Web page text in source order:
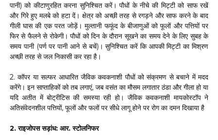
पानी) को कीटाणुरहित करना सुनिश्चित करें। पौधों के नीचे की मिट्टी को साफ रखें
और गिरे हुए मलबे को हटा दें। क्षेत्र को अच्छी तरह से रगड़ने और साफ करने के बाद
गीली घास की एक परत जोड़ें। मुल्तानी फफूंद के बीजाणुओं को फूलों और पत्तियों पर
फिर से फैलने से रोकेगी। पौधों को दिन के दौरान सूखने का समय देने के लिए सुबह के
समय पानी (पर्ण पर पानी आने से बचें)। सुनिश्चित करें कि आपकी मिट्टी का मिश्रण
अच्छी तरह से जल निकासी कर रहा है।
2. कॉपर या सल्फर आधारित जैविक कवकनाशी पौधों को संक्रमण से बचाने में मदद
करेंगे। इन साप्ताहिकों को तब लगाएं, जब वसंत का मौसम लगातार ठंडा और गीला हो या
यदि अतीत में बोट्रीटिस की समस्या रही हो। जैविक कवकनाशी मायकोस्टॉप ने
अतिसंवेदनशील पत्तियों, फूलों और फलों पर सीधे लागू होने पर रोग का दमन दिखाया है
2. राइजोपस सड़ांध: आर. स्टोलनिफर